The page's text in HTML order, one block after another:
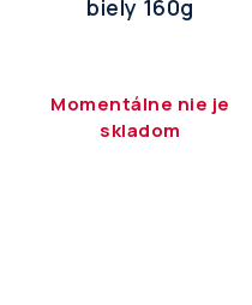
biely 160g
Momentálne nie je
skladom